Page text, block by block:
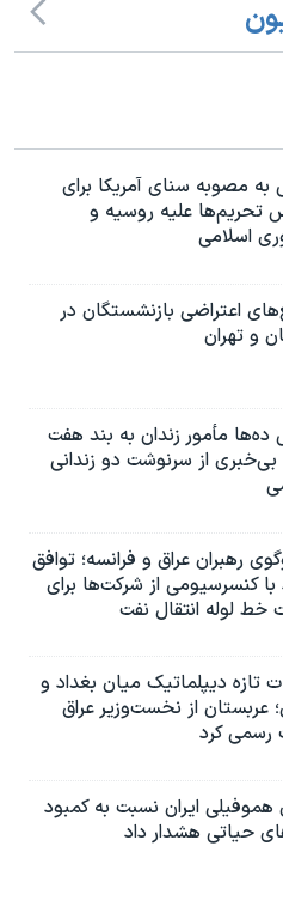
به مصوبه سنای آمریکا برای
تحریم‌ها علیه روسیه و
اسلامی
اعتراضی بازنشستگان در
و تهران
مأمور زندان به بند هفت
بی‌خبری از سرنوشت دو زندانی
رهبران عراق و فرانسه؛ توافق
با کنسرسیومی از شرکت‌ها برای
لوله انتقال نفت
تازه دیپلماتیک میان بغداد و
عربستان از نخست‌وزیر عراق
رسمی کرد
هموفیلی ایران نسبت به کمبود
حیاتی هشدار داد